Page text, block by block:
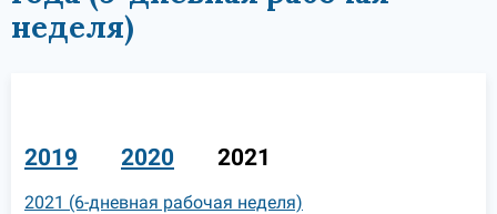
неделя)
2019 2020 2021
2021 (6-дневная рабочая неделя)